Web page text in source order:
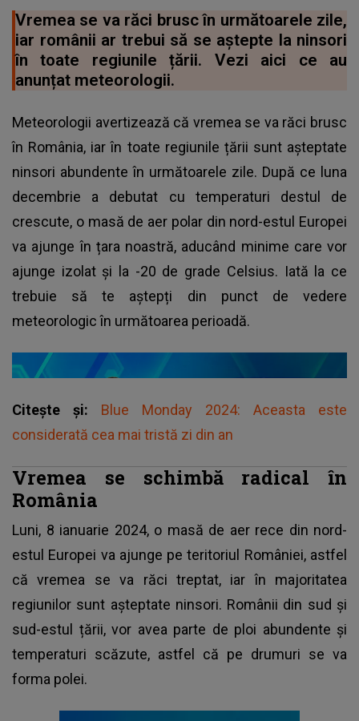
Vremea se va răci brusc în următoarele zile,
iar românii ar trebui să se aștepte la ninsori
în toate regiunile țării. Vezi aici ce au
anunțat meteorologii.
Meteorologii avertizează că vremea se va răci brusc
în România, iar în toate regiunile țării sunt așteptate
ninsori abundente în următoarele zile. După ce luna
decembrie a debutat cu temperaturi destul de
crescute, o masă de aer polar din nord-estul Europei
va ajunge în țara noastră, aducând minime care vor
ajunge izolat și la -20 de grade Celsius. Iată la ce
trebuie să te aștepți din punct de vedere
meteorologic în următoarea perioadă.
Citește și: Blue Monday 2024: Aceasta este
considerată cea mai tristă zi din an
Vremea se schimbă radical în
România
Luni, 8 ianuarie 2024, o masă de aer rece din nord-
estul Europei va ajunge pe teritoriul României, astfel
că vremea se va răci treptat, iar în majoritatea
regiunilor sunt așteptate ninsori. Românii din sud și
sud-estul țării, vor avea parte de ploi abundente și
temperaturi scăzute, astfel că pe drumuri se va
forma polei.